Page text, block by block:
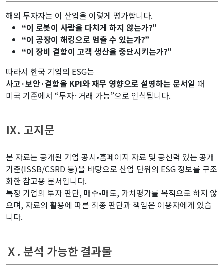
해외 투자자는 이 산업을 이렇게 평가합니다.
“이 로봇이 사람을 다치게 하지 않는가?”
“이 공장이 해킹으로 멈출 수 있는가?”
“이 장비 결함이 고객 생산을 중단시키는가?”
따라서 한국 기업의 ESG는
사고·보안·결함을 KPI와 재무 영향으로 설명하는 문서일 때
미국 기준에서 “투자·거래 가능”으로 인식됩니다.
Ⅸ. 고지문
본 자료는 공개된 기업 공시•홈페이지 자료 및 공신력 있는 공개
기준(ISSB/CSRD 등)을 바탕으로 산업 단위의 ESG 정보를 구조
화한 참고용 문서입니다.
특정 기업의 투자 판단, 매수•매도, 가치평가를 목적으로 하지 않
으며, 자료의 활용에 따른 최종 판단과 책임은 이용자에게 있습
니다.
Ⅹ. 분석 가능한 결과물